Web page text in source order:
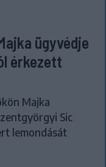
ügyvédje
érkezett
Majka
Sic
lemondását